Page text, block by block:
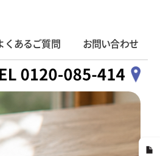
くあるご質問 お問い合わせ